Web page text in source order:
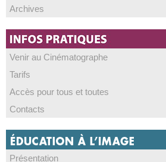
Archives
Venir au Cinématographe
Tarifs
Accès pour tous et toutes
Contacts
Présentation